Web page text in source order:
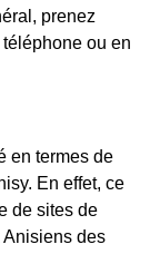
prenez
ou en
en termes de
En effet, ce
de sites de
Anisiens des